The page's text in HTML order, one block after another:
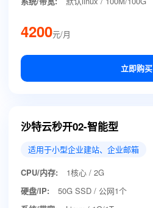
4200元/月
立即购买
沙特云秒开02-智能型
适用于小型企业建站、企业邮箱
CPU/内存:
1核心 / 2G
硬盘/IP:
50G SSD / 公网1个